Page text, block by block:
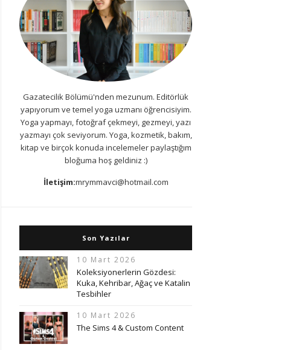
Gazatecilik Bölümü'nden mezunum. Editörlük
yapıyorum ve temel yoga uzmanı öğrencisiyim.
Yoga yapmayı, fotoğraf çekmeyi, gezmeyi, yazı
yazmayı çok seviyorum. Yoga, kozmetik, bakım,
kitap ve birçok konuda incelemeler paylaştığım
bloğuma hoş geldiniz :)
İletişim:mrymmavci@hotmail.com
Son Yazılar
10 Mart 2026
Koleksiyonerlerin Gözdesi:
Kuka, Kehribar, Ağaç ve Katalin
Tesbihler
10 Mart 2026
The Sims 4 & Custom Content